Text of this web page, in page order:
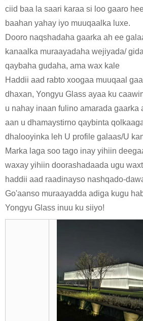
ciid baa la saari karaa si loo gaaro
baahan yahay iyo muuqaalka luxe.
Dooro naqshadaha gaarka ah ee
kanaalka muraayadaha wejiyada/
qaybaha gudaha, ama wax kale
Haddii aad rabto xoogaa muuqaal
dhaxan, Yongyu Glass ayaa ku
u nahay inaan fulino amarada gaarka
aan u dhamaystirno qaybinta
dhalooyinka leh U profile galaas/U
Marka laga soo tago inay yihiin
waxay yihiin doorashadaada ugu
haddii aad raadinayso nashqado-
Go'aanso muraayadda adiga kugu
Yongyu Glass inuu ku siiyo!